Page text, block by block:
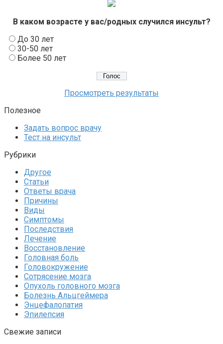
В каком возрасте у вас/родных случился инсульт?
До 30 лет
30-50 лет
Более 50 лет
Просмотреть результаты
Полезное
Задать вопрос врачу
Тест на инсульт
Рубрики
Другое
Статьи
Ответы врача
Причины
Виды
Симптомы
Последствия
Лечение
Восстановление
Головная боль
Головокружение
Сотрясение мозга
Опухоль головного мозга
Болезнь Альцгеймера
Энцефалопатия
Эпилепсия
Свежие записи